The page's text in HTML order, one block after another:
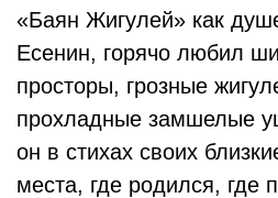
«Баян Жигулей» как
Есенин, горячо любил
просторы, грозные
прохладные замшелые
он в стихах своих
места, где родился, где